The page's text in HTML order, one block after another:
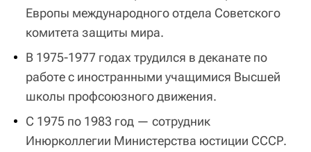
Европы международного отдела Советского
комитета защиты мира.
В 1975-1977 годах трудился в деканате по
работе с иностранными учащимися Высшей
школы профсоюзного движения.
С 1975 по 1983 год — сотрудник
Инюрколлегии Министерства юстиции СССР.